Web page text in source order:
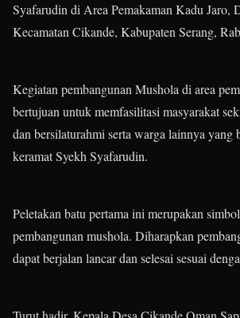
Syafarudin di Area Pemakaman Kadu Jaro,
Kecamatan Cikande, Kabupaten Serang,
Kegiatan pembangunan Mushola di area
bertujuan untuk memfasilitasi masyarakat
dan bersilaturahmi serta warga lainnya yang
keramat Syekh Syafarudin.
Peletakan batu pertama ini merupakan
pembangunan mushola. Diharapkan
dapat berjalan lancar dan selesai sesuai